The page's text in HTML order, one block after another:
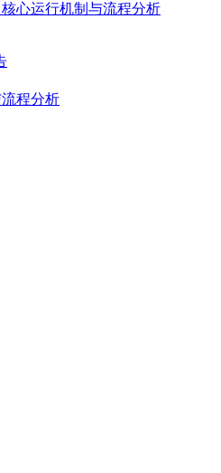
核心运行机制与流程分析
程分析